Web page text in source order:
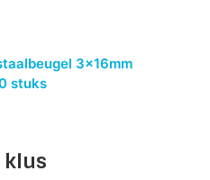
3x16mm
stuks
klus